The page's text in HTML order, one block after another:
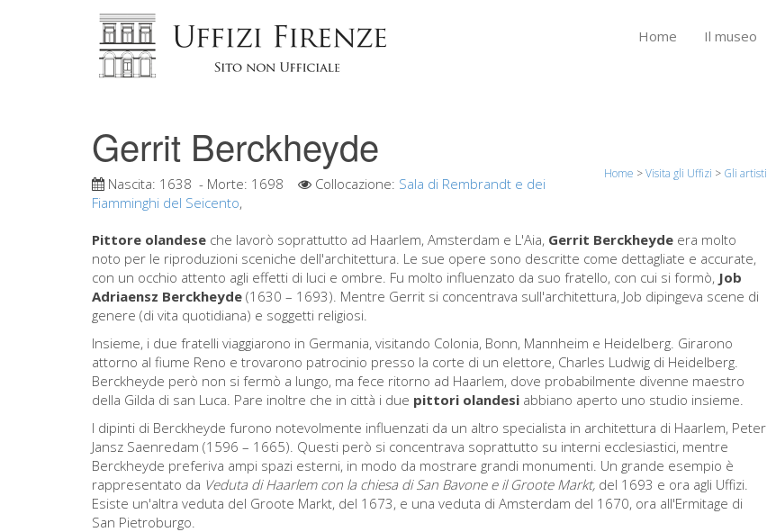
Home Il museo
Gerrit Berckheyde
Home >Visita gli Uffizi > Gli artisti
Nascita: 1638 - Morte: 1698 Collocazione: Sala di Rembrandt e dei
Fiamminghi del Seicento,
Pittore olandese che lavorò soprattutto ad Haarlem, Amsterdam e L'Aia, Gerrit Berckheyde era molto
noto per le riproduzioni sceniche dell'architettura. Le sue opere sono descritte come dettagliate e accurate,
con un occhio attento agli effetti di luci e ombre. Fu molto influenzato da suo fratello, con cui si formò, Job
Adriaensz Berckheyde (1630 – 1693). Mentre Gerrit si concentrava sull'architettura, Job dipingeva scene di
genere (di vita quotidiana) e soggetti religiosi.
Insieme, i due fratelli viaggiarono in Germania, visitando Colonia, Bonn, Mannheim e Heidelberg. Girarono
attorno al fiume Reno e trovarono patrocinio presso la corte di un elettore, Charles Ludwig di Heidelberg.
Berckheyde però non si fermò a lungo, ma fece ritorno ad Haarlem, dove probabilmente divenne maestro
della Gilda di san Luca. Pare inoltre che in città i due pittori olandesi abbiano aperto uno studio insieme.
I dipinti di Berckheyde furono notevolmente influenzati da un altro specialista in architettura di Haarlem, Peter
Jansz Saenredam (1596 – 1665). Questi però si concentrava soprattutto su interni ecclesiastici, mentre
Berckheyde preferiva ampi spazi esterni, in modo da mostrare grandi monumenti. Un grande esempio è
rappresentato da Veduta di Haarlem con la chiesa di San Bavone e il Groote Markt, del 1693 e ora agli Uffizi.
Esiste un'altra veduta del Groote Markt, del 1673, e una veduta di Amsterdam del 1670, ora all'Ermitage di
San Pietroburgo.